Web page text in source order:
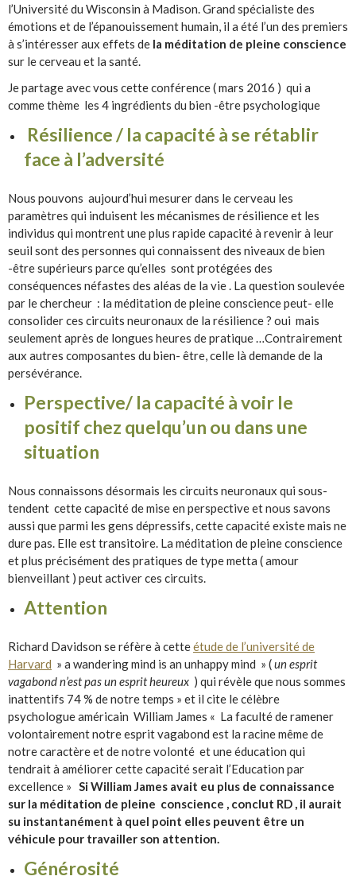
l’Université du Wisconsin à Madison. Grand spécialiste des
émotions et de l’épanouissement humain, il a été l’un des premiers
à s’intéresser aux effets de la méditation de pleine conscience
sur le cerveau et la santé.
Je partage avec vous cette conférence ( mars 2016 ) qui a
comme thème les 4 ingrédients du bien -être psychologique
Résilience / la capacité à se rétablir
face à l’adversité
Nous pouvons aujourd’hui mesurer dans le cerveau les
paramètres qui induisent les mécanismes de résilience et les
individus qui montrent une plus rapide capacité à revenir à leur
seuil sont des personnes qui connaissent des niveaux de bien
-être supérieurs parce qu’elles sont protégées des
conséquences néfastes des aléas de la vie . La question soulevée
par le chercheur : la méditation de pleine conscience peut- elle
consolider ces circuits neuronaux de la résilience ? oui mais
seulement après de longues heures de pratique …Contrairement
aux autres composantes du bien- être, celle là demande de la
persévérance.
Perspective/ la capacité à voir le
positif chez quelqu’un ou dans une
situation
Nous connaissons désormais les circuits neuronaux qui sous-
tendent cette capacité de mise en perspective et nous savons
aussi que parmi les gens dépressifs, cette capacité existe mais ne
dure pas. Elle est transitoire. La méditation de pleine conscience
et plus précisément des pratiques de type metta ( amour
bienveillant ) peut activer ces circuits.
Attention
Richard Davidson se réfère à cetteétude de l’université de
Harvard » a wandering mind is an unhappy mind » (un esprit
vagabond n’est pas un esprit heureux ) qui révèle que nous sommes
inattentifs 74 % de notre temps » et il cite le célèbre
psychologue américain William James « La faculté de ramener
volontairement notre esprit vagabond est la racine même de
notre caractère et de notre volonté et une éducation qui
tendrait à améliorer cette capacité serait l’Education par
excellence » Si William James avait eu plus de connaissance
sur la méditation de pleine conscience , conclut RD , il aurait
su instantanément à quel point elles peuvent être un
véhicule pour travailler son attention.
Générosité